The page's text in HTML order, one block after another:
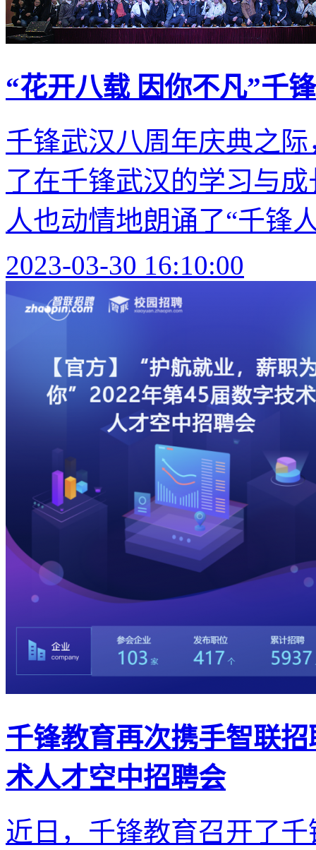
“花开八载 因你不凡”千
千锋武汉八周年庆典之
了在千锋武汉的学习与
人也动情地朗诵了“千锋
2023-03-30 16:10:00
千锋教育再次携手智联
术人才空中招聘会
近日，千锋教育召开了